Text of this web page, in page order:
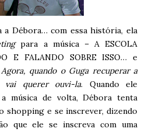
Débora… com essa história, ela
para a música – A ESCOLA
E FALANDO SOBRE ISSO… e
Agora, quando o Guga recuperar a
vai querer ouvi-la. Quando ele
a música de volta, Débora tenta
shopping e se inscrever, dizendo
que ele se inscreva com uma